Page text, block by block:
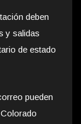
deben
y salidas
de estado
pueden